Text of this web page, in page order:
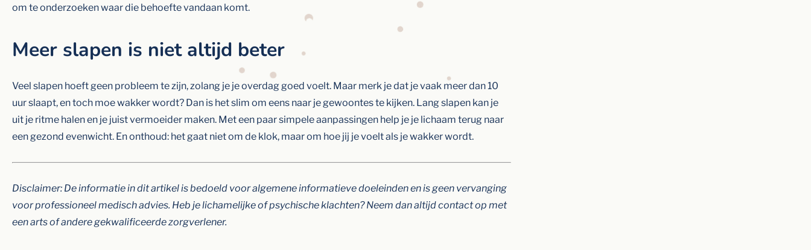
om te onderzoeken waar die behoefte vandaan komt.
Meer slapen is niet altijd beter
Veel slapen hoeft geen probleem te zijn, zolang je je overdag goed voelt. Maar merk je dat je vaak meer dan 10
uur slaapt, en toch moe wakker wordt? Dan is het slim om eens naar je gewoontes te kijken. Lang slapen kan je
uit je ritme halen en je juist vermoeider maken. Met een paar simpele aanpassingen help je je lichaam terug naar
een gezond evenwicht. En onthoud: het gaat niet om de klok, maar om hoe jij je voelt als je wakker wordt.
Disclaimer: De informatie in dit artikel is bedoeld voor algemene informatieve doeleinden en is geen vervanging
voor professioneel medisch advies. Heb je lichamelijke of psychische klachten? Neem dan altijd contact op met
een arts of andere gekwalificeerde zorgverlener.